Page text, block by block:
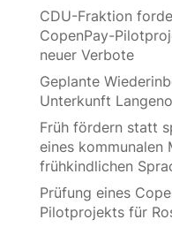
CDU-Fraktion
CopenPay-
neuer Verbote
Geplante
Unterkunft
Früh fördern statt
eines kommunalen
frühkindlichen
Prüfung eines
Pilotprojekts für